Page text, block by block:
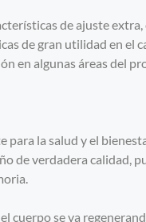
de ajuste
de gran utilidad en el
en algunas áreas del
para la salud y el
de verdadera calidad,
cuerpo se va